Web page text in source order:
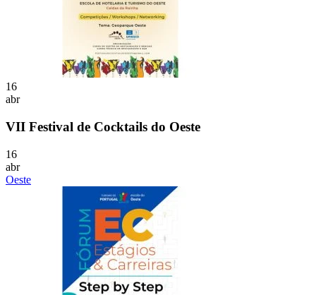
16
abr
VII Festival de Cocktails do Oeste
16
abr
Oeste